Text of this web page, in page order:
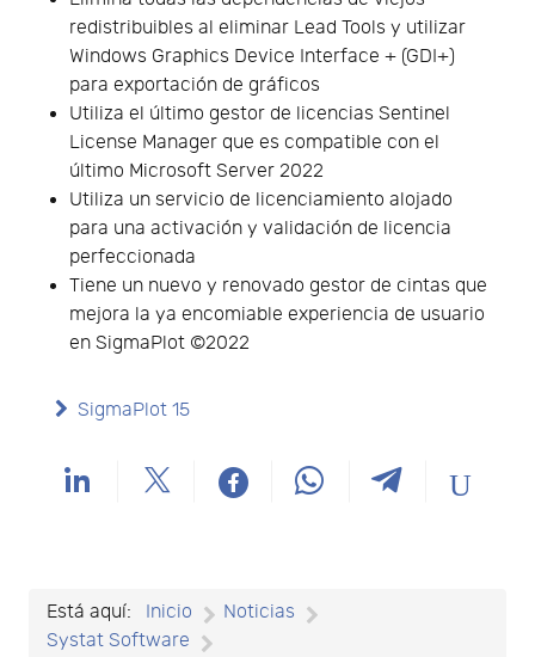
redistribuibles al eliminar Lead Tools y utilizar
Windows Graphics Device Interface + (GDI+)
para exportación de gráficos
Utiliza el último gestor de licencias Sentinel
License Manager que es compatible con el
último Microsoft Server 2022
Utiliza un servicio de licenciamiento alojado
para una activación y validación de licencia
perfeccionada
Tiene un nuevo y renovado gestor de cintas que
mejora la ya encomiable experiencia de usuario
en SigmaPlot ©2022
SigmaPlot 15
Está aquí: Inicio
Noticias
Systat Software